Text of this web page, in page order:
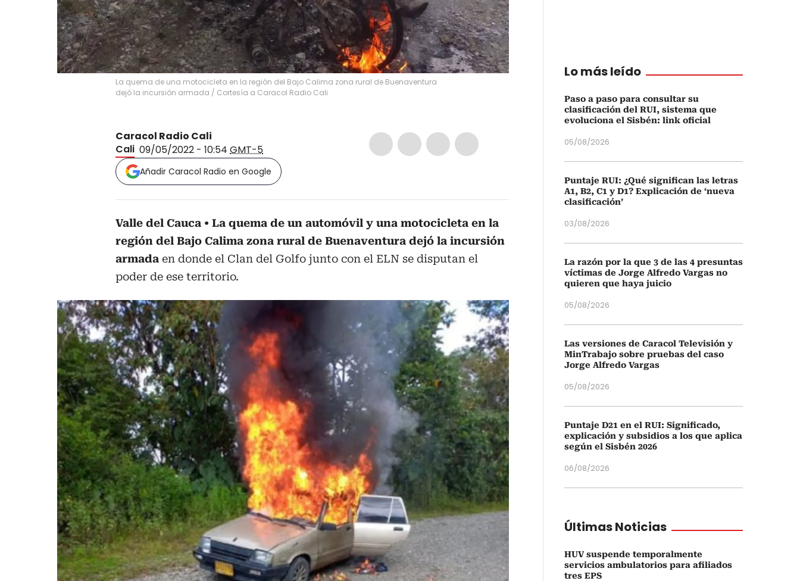
La quema de una motocicleta en la región del Bajo Calima zona rural de Buenaventura
dejó la incursión armada / Cortesía a Caracol Radio Cali
Caracol Radio Cali
Cali 09/05/2022 - 10:54 GMT-5
Añadir Caracol Radio en Google
Valle del Cauca
La quema de un automóvil y una motocicleta en la
región del Bajo Calima zona rural de Buenaventura dejó la incursión
armada en donde el Clan del Golfo junto con el ELN se disputan el
poder de ese territorio.
Lo más leído
Paso a paso para consultar su
clasificación del RUI, sistema que
evoluciona el Sisbén: link oficial
05/08/2026
Puntaje RUI: ¿Qué significan las letras
A1, B2, C1 y D1? Explicación de ‘nueva
clasificación’
03/08/2026
La razón por la que 3 de las 4 presuntas
víctimas de Jorge Alfredo Vargas no
quieren que haya juicio
05/08/2026
Las versiones de Caracol Televisión y
MinTrabajo sobre pruebas del caso
Jorge Alfredo Vargas
05/08/2026
Puntaje D21 en el RUI: Significado,
explicación y subsidios a los que aplica
según el Sisbén 2026
06/08/2026
Últimas Noticias
HUV suspende temporalmente
servicios ambulatorios para afiliados
tres EPS